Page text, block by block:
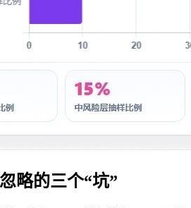
略的三个“坑”